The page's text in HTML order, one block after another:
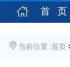
首 页
当前位置 :首页